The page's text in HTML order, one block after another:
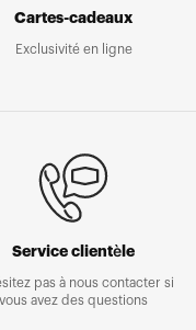
Cartes-cadeaux
Exclusivité en ligne
Service clientèle
pas à nous contacter si
vous avez des questions